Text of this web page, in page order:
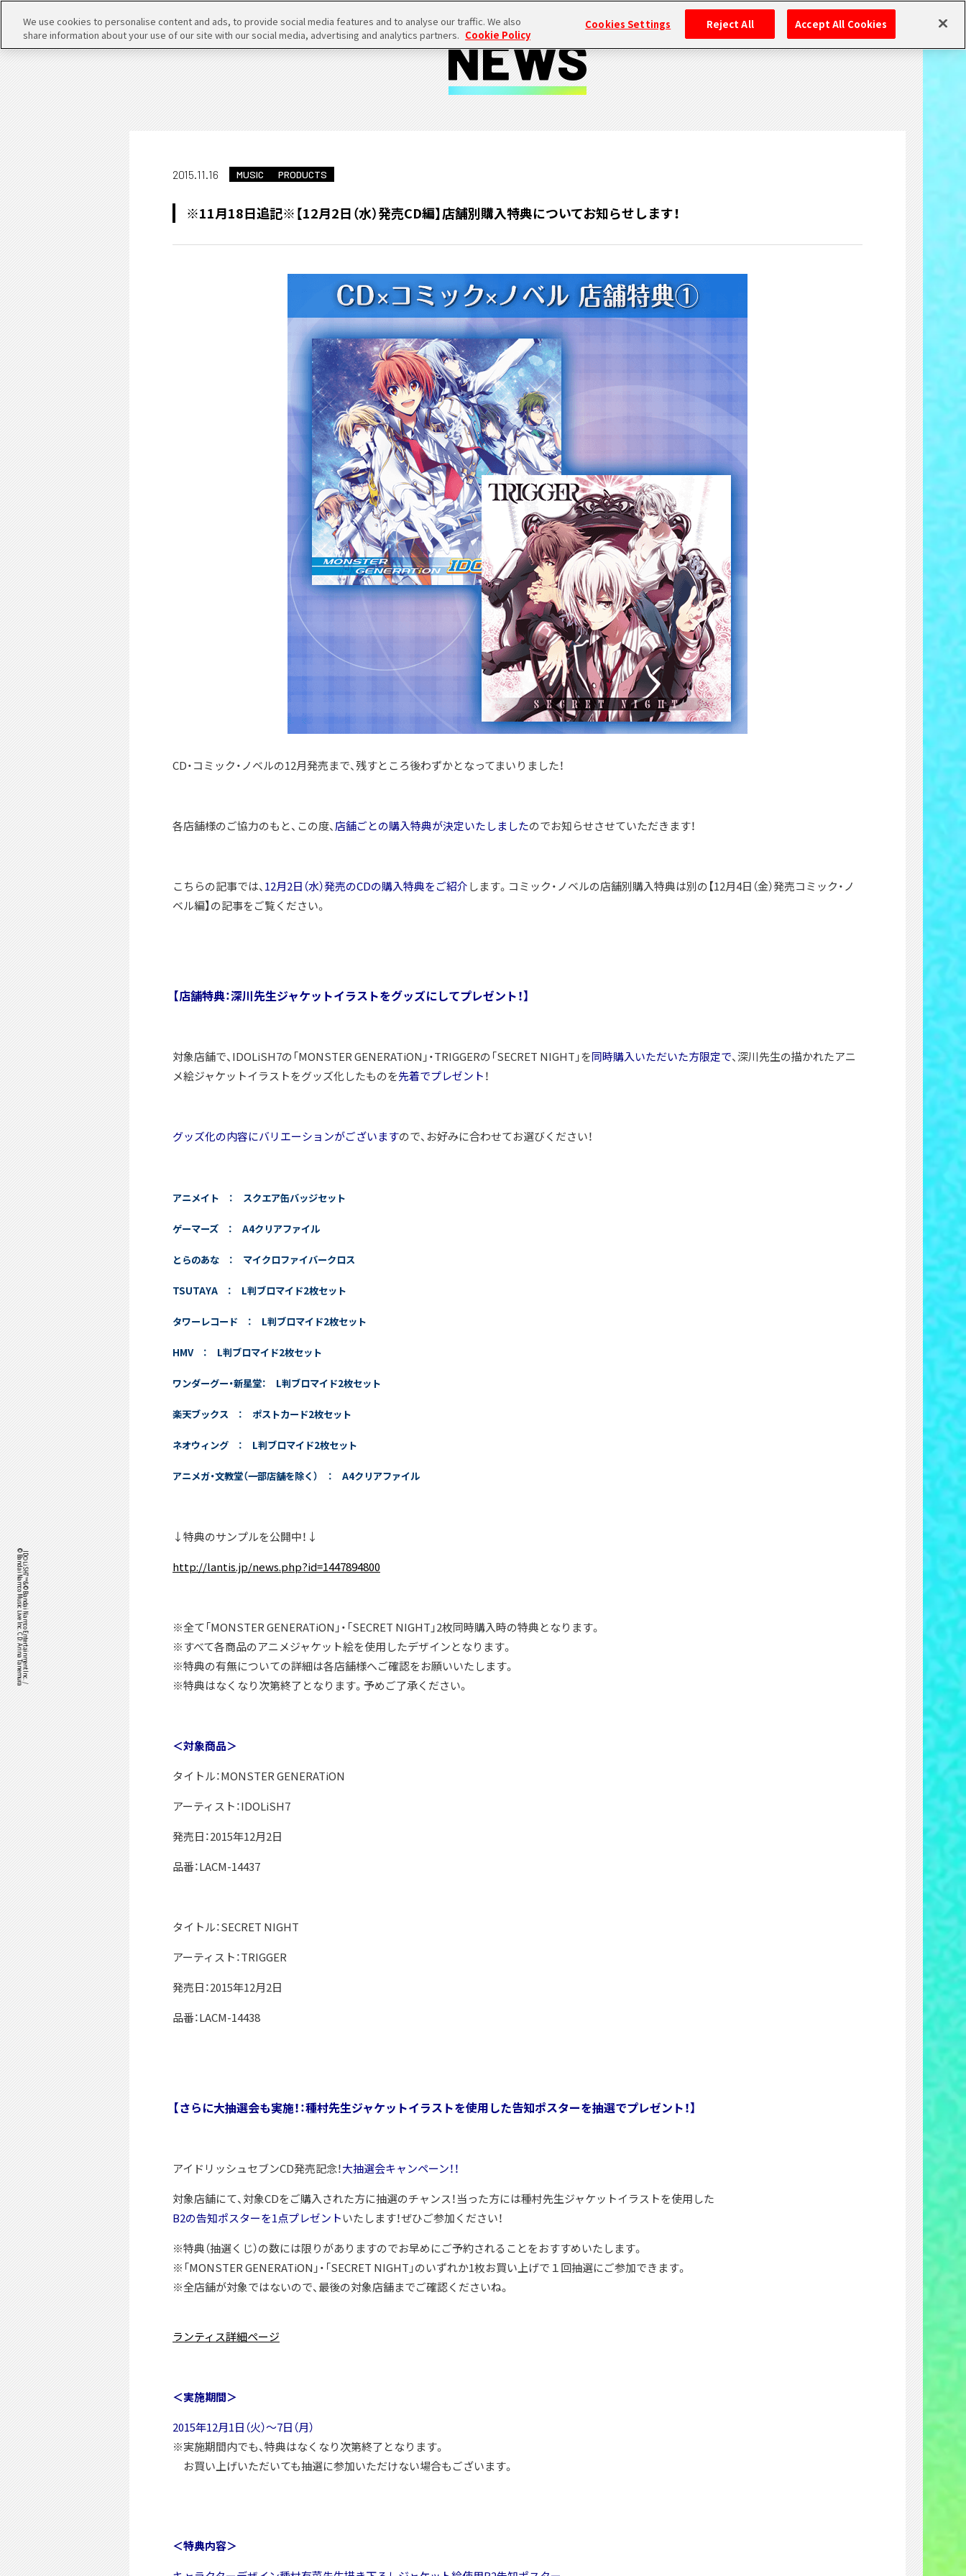
IDOLiSH7™& ©Bandai Namco Entertainment Inc. /
©Bandai Namco Music Live Inc. CD: Arina Tanemura
2015.11.16 MUSIC PRODUCTS
※11月18日追記※【12月2日（水）発売CD編】店舗別購入特典についてお知らせします！
CD・コミック・ノベルの12月発売まで、残すところ後わずかとなってまいりました！
各店舗様のご協力のもと、この度、 店舗ごとの購入特典が決定いたしましたのでお知らせさせていただきます！
こちらの記事では、 12月2日（水）発売のCDの購入特典をご紹介します。コミック・ノベルの店舗別購入特典は別の【12月4日（金）発売コミック・ノ
ベル編】の記事をご覧ください。
【店舗特典：深川先生ジャケットイラストをグッズにしてプレゼント！】
対象店舗で、IDOLiSH7の「MONSTER GENERATiON」・TRIGGERの「SECRET NIGHT」を同時購入いただいた方限定で、深川先生の描かれたアニ
メ絵ジャケットイラストをグッズ化したものを先着でプレゼント！
グッズ化の内容にバリエーションがございますので、お好みに合わせてお選びください！
アニメイト ： スクエア缶バッジセット
ゲーマーズ ： A4クリアファイル
とらのあな ： マイクロファイバークロス
TSUTAYA ： L判ブロマイド2枚セット
タワーレコード ： L判ブロマイド2枚セット
HMV ： L判ブロマイド2枚セット
ワンダーグー・新星堂： L判ブロマイド2枚セット
楽天ブックス ： ポストカード2枚セット
ネオウィング ： L判ブロマイド2枚セット
アニメガ・文教堂（一部店舗を除く） ： A4クリアファイル
↓特典のサンプルを公開中！↓
http://lantis.jp/news.php?id=1447894800
※全て「MONSTER GENERATiON」・「SECRET NIGHT」2枚同時購入時の特典となります。
※すべて各商品のアニメジャケット絵を使用したデザインとなります。
※特典の有無についての詳細は各店舗様へご確認をお願いいたします。
※特典はなくなり次第終了となります。予めご了承ください。
＜対象商品＞
タイトル：MONSTER GENERATiON
アーティスト：IDOLiSH7
発売日：2015年12月2日
品番：LACM-14437
タイトル：SECRET NIGHT
アーティスト：TRIGGER
発売日：2015年12月2日
品番：LACM-14438
【さらに大抽選会も実施！：種村先生ジャケットイラストを使用した告知ポスターを抽選でプレゼント！】
アイドリッシュセブンCD発売記念！大抽選会キャンペーン！！
対象店舗にて、対象CDをご購入された方に抽選のチャンス！当った方には種村先生ジャケットイラストを使用した
B2の告知ポスターを1点プレゼントいたします！ぜひご参加ください！
※特典（抽選くじ）の数には限りがありますのでお早めにご予約されることをおすすめいたします。
※「MONSTER GENERATiON」・「SECRET NIGHT」のいずれか1枚お買い上げで１回抽選にご参加できます。
※全店舗が対象ではないので、最後の対象店舗までご確認くださいね。
ランティス詳細ページ
＜実施期間＞
2015年12月1日（火）～7日（月）
※実施期間内でも、特典はなくなり次第終了となります。
お買い上げいただいても抽選に参加いただけない場合もございます。
＜特典内容＞
We use cookies to personalise content and ads, to provide social media features and to analyse our traffic. We also
share information about your use of our site with our social media, advertising and analytics partners. Cookie Policy
Cookies Settings Reject All Accept All Cookies